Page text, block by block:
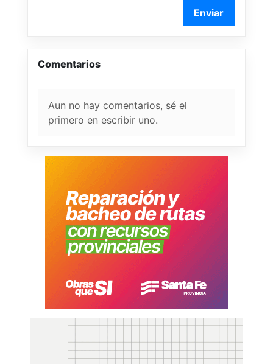
Enviar
Comentarios
Aun no hay comentarios, sé el
primero en escribir uno.